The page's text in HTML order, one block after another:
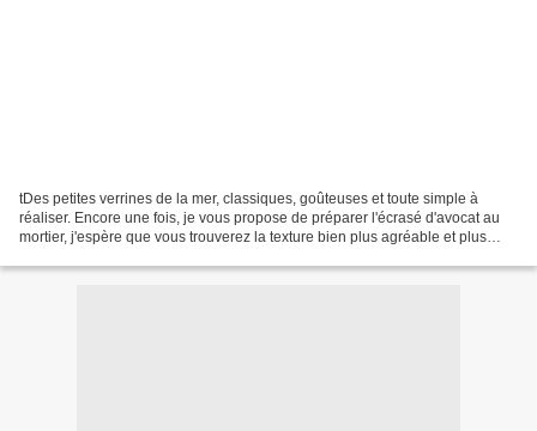
tDes petites verrines de la mer, classiques, goûteuses et toute simple à
réaliser. Encore une fois, je vous propose de préparer l'écrasé d'avocat au
mortier, j'espère que vous trouverez la texture bien plus agréable et plus